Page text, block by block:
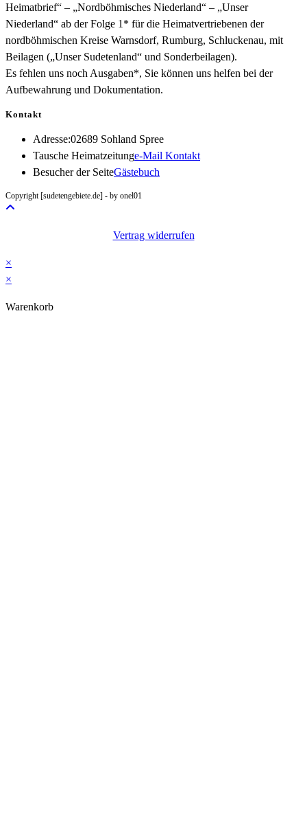
Heimatbrief“ – „Nordböhmisches Niederland“ – „Unser
Niederland“ ab der Folge 1* für die Heimatvertriebenen der
nordböhmischen Kreise Warnsdorf, Rumburg, Schluckenau, mit
Beilagen („Unser Sudetenland“ und Sonderbeilagen).
Es fehlen uns noch Ausgaben*, Sie können uns helfen bei der
Aufbewahrung und Dokumentation.
Kontakt
Adresse:02689 Sohland Spree
Tausche Heimatzeitunge-Mail KontaktOpens
Besucher der SeiteGästebuch
Copyright [sudetengebiete.de] - by onel01
Vertrag widerrufen
×
×
Warenkorb